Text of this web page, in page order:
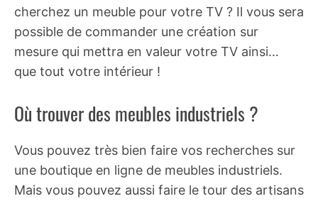
cherchez un meuble pour votre TV ? Il vous sera
possible de commander une création sur
mesure qui mettra en valeur votre TV ainsi…
que tout votre intérieur !
Où trouver des meubles industriels ?
Vous pouvez très bien faire vos recherches sur
une boutique en ligne de meubles industriels.
Mais vous pouvez aussi faire le tour des artisans